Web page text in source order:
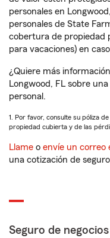
personales en
personales de State
cobertura de propiedad
para vacaciones) en
¿Quiere más
Longwood, FL sobre
personal.
1. Por favor, consulte su póliza
propiedad cubierta y de las
Llame o envíe un correo
una cotización de
Seguro de negocios